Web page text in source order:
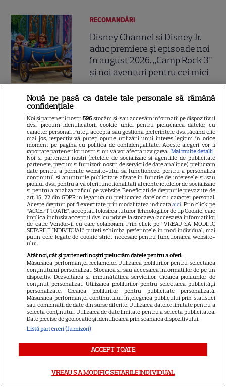
RECOMANDĂRI
Disney Channel și Disney Jr.
aduc premiere și episoade noi
în august 2026. „Camp Rock 3”
și noi aventuri pentru cei mici
Exclusiv
16
TELEVIZIUNE
Oana Monea, dezvăluiri despre
„Insula Iubirii: Reuniuni”. Ce
spune despre foștii
concurenți: „Anumite lucruri
au rămas nerezolvate”
EXCLUSIV
Omul din umbră din echipa
„Zeiței de la Montreal”: „Nota
10? Meritul Nadiei 80%. Eu –
1%!” + De ce nu vorbește
Comăneci despre barbariile lui
Karolyi
Cum s-au relaxat Ștefan
victoria 4-0 cu Petrolul
Nouă ne pasă ca datele tale personale să rămână
confidențiale
Noi și partenerii noștri596 stocăm și/sau accesăm informații pe dispozitivul
dvs., precum identificatorii cookie unici pentru prelucrarea datelor cu
caracter personal. Puteți accepta sau gestiona preferințele dvs. făcând clic
mai jos, respectiv vă puteți opune utilizării unui interes legitim în orice
moment pe pagina cu politica de confidențialitate. Aceste alegeri vor fi
raportate partenerilor noștri și nu vă vor afecta navigarea. Mai multe detalii
Noi si partenerii nostri (retelele de socializare si agentiile de publicitate
partenere, precum si furnizorii nostri de servicii de date analitice) prelucram
date pentru a permite website-ului sa functioneze, pentru a personaliza
continutul si anunturile publicitare afisate in functie de interesele si/sau
profilul dvs., pentru a va oferi functionalitati aferente retelelor de socializare
si pentru a analiza traficul pe website. Beneficiati de drepturile prevazute de
art. 15-22 din GDPR in legatura cu prelucrarea datelor cu caracter personal.
Aceste drepturi pot fi exercitate prin modalitatea indicataaici. Prin click pe
“ACCEPT TOATE”, acceptati folosirea tuturor Tehnologiilor de tip Cookie, care
implica inclusiv acceptul dvs. cu privire la stocarea/accesarea informatiilor
de catre Vendor-ii cu care colaboram. Prin click pe “VREAU SA MODIFIC
SETARILE INDIVIDUAL” puteti schimba preferintele in mod individual, mai
putin cele legate de cookie strict necesare pentru functionarea website-
ului.
Atât noi, cât și partenerii noștri prelucrăm datele pentru a oferi:
Măsurarea performanței reclamelor. Utilizarea profilurilor pentru selectarea
conținutului personalizat. Stocarea și/sau accesarea informațiilor de pe un
dispozitiv. Dezvoltarea și îmbunătățirea serviciilor. Crearea profilurilor de
conținut personalizat. Utilizarea profilurilor pentru selectarea publicității
personalizate. Crearea profilurilor pentru publicitate personalizată.
Măsurarea performanței conținutului. Înțelegerea publicului prin statistici
sau combinații de date din surse diferite. Utilizarea datelor limitate pentru a
selecta conținutul. Utilizarea de date limitate pentru a selecta publicitatea.
Date precise de geolocație și identificarea prin scanarea dispozitivului.
Listă parteneri (furnizori)
ACCEPT TOATE
VREAU SA MODIFIC SETARILE INDIVIDUAL